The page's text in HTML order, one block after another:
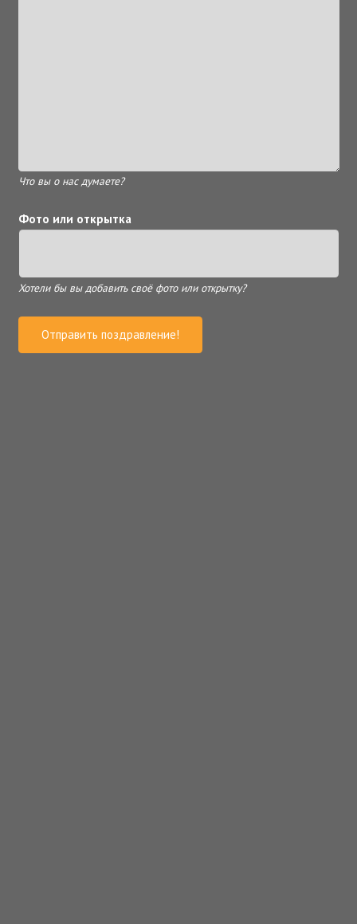
Что вы о нас думаете?
Фото или открытка
Хотели бы вы добавить своё фото или открытку?